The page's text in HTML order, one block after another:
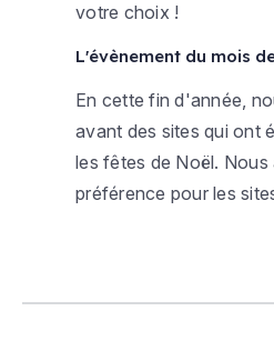
votre choix !
L'évènement du mois
En cette fin d'année,
avant des sites qui ont
les fêtes de Noël. Nous
préférence pour les